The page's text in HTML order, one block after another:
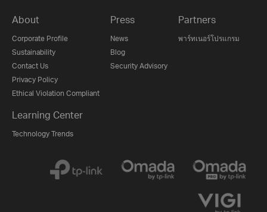
About
Corporate Profile
Sustainability
Contact Us
Privacy Policy
Ethical Violation Compliant
Press
News
Blog
Security Advisory
Partners
พาร์ทเนอร์โปรแกรม
Learning Center
Technology Trends